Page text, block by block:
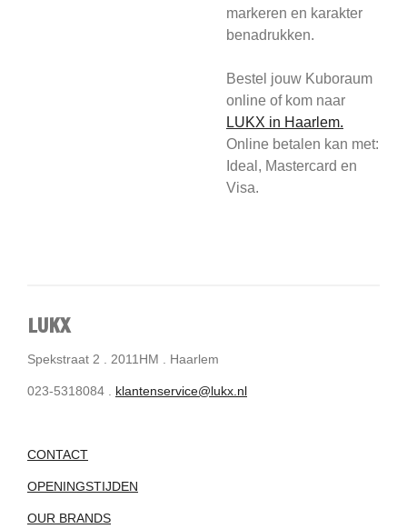
markeren en karakter
benadrukken.
Bestel jouw Kuboraum
online of kom naar
LUKX in Haarlem.
Online betalen kan met:
Ideal, Mastercard en
Visa.
LUKX
Spekstraat 2 . 2011HM . Haarlem
023-5318084 . klantenservice@lukx.nl
CONTACT
OPENINGSTIJDEN
OUR BRANDS